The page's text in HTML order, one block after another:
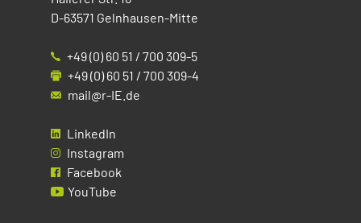
D-63571 Gelnhausen-Mitte
+49 (0) 60 51 / 700 309-5
+49 (0) 60 51 / 700 309-4
mail@r-IE.de
LinkedIn
Instagram
Facebook
YouTube